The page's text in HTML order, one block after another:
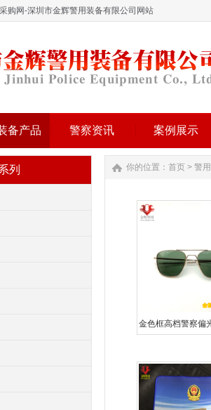
购网-深圳市金辉警用装备有限公司网站
备产品 警察资讯 案例展示
列 你的位置： 首页 > 警
金色框高档警察偏
发零售